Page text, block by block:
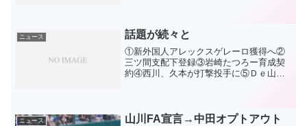
鼓判を押したようで一安...
ニュース 話題が続々と
①新外国人アレックスゲレーロ獲得へ②
三ツ間支配下登録③岩崎たつろー育成契
約④西川、久本が打撃投手に⑤Ｄｅ山口
が、なかなかの実績を持つ...
ニュース
山川FA宣言→中田オプトアウト